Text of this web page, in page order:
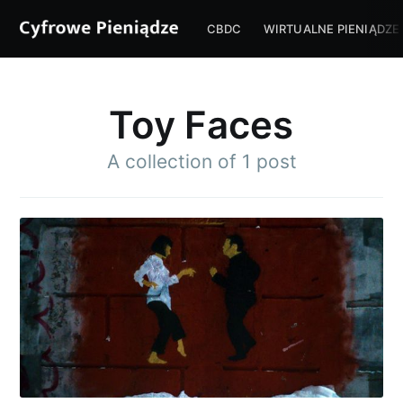
CBDC WIRTUALNE PIENIĄDZE
Toy Faces
A collection of 1 post